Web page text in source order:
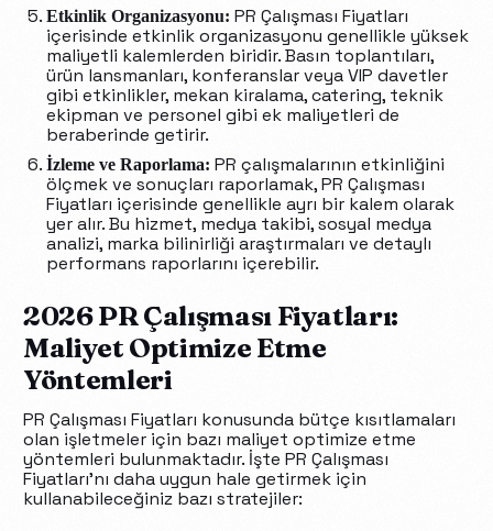
Etkinlik Organizasyonu: PR Çalışması Fiyatları
içerisinde etkinlik organizasyonu genellikle yüksek
maliyetli kalemlerden biridir. Basın toplantıları,
ürün lansmanları, konferanslar veya VIP davetler
gibi etkinlikler, mekan kiralama, catering, teknik
ekipman ve personel gibi ek maliyetleri de
beraberinde getirir.
İzleme ve Raporlama: PR çalışmalarının etkinliğini
ölçmek ve sonuçları raporlamak, PR Çalışması
Fiyatları içerisinde genellikle ayrı bir kalem olarak
yer alır. Bu hizmet, medya takibi, sosyal medya
analizi, marka bilinirliği araştırmaları ve detaylı
performans raporlarını içerebilir.
2026 PR Çalışması Fiyatları:
Maliyet Optimize Etme
Yöntemleri
PR Çalışması Fiyatları konusunda bütçe kısıtlamaları
olan işletmeler için bazı maliyet optimize etme
yöntemleri bulunmaktadır. İşte PR Çalışması
Fiyatları’nı daha uygun hale getirmek için
kullanabileceğiniz bazı stratejiler: